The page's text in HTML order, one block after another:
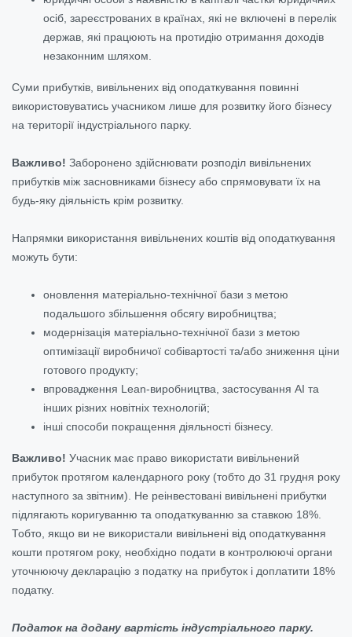
осіб, зареєстрованих в країнах, які не включені в перелік
держав, які працюють на протидію отримання доходів
незаконним шляхом.
Суми прибутків, вивільнених від оподаткування повинні
використовуватись учасником лише для розвитку його бізнесу
на території індустріального парку.
Важливо! Заборонено здійснювати розподіл вивільнених
прибутків між засновниками бізнесу або спрямовувати їх на
будь-яку діяльність крім розвитку.
Напрямки використання вивільнених коштів від оподаткування
можуть бути:
оновлення матеріально-технічної бази з метою
подальшого збільшення обсягу виробництва;
модернізація матеріально-технічної бази з метою
оптимізації виробничої собівартості та/або зниження ціни
готового продукту;
впровадження Lean-виробництва, застосування АІ та
інших різних новітніх технологій;
інші способи покращення діяльності бізнесу.
Важливо! Учасник має право використати вивільнений
прибуток протягом календарного року (тобто до 31 грудня року
наступного за звітним). Не реінвестовані вивільнені прибутки
підлягають коригуванню та оподаткуванню за ставкою 18%.
Тобто, якщо ви не використали вивільнені від оподаткування
кошти протягом року, необхідно подати в контролюючі органи
уточнюючу декларацію з податку на прибуток і доплатити 18%
податку.
Податок на додану вартість індустріального парку.